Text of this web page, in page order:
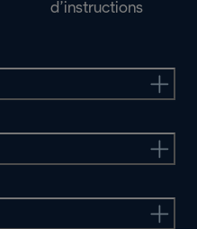
d’instructions